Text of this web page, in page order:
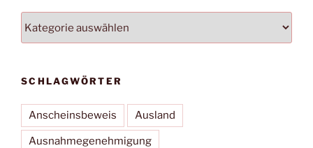
SCHLAGWÖRTER
Anscheinsbeweis Ausland
Ausnahmegenehmigung